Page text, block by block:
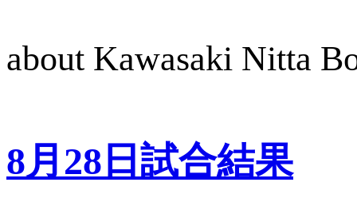
about Kawasaki Nitta
8月28日試合結果